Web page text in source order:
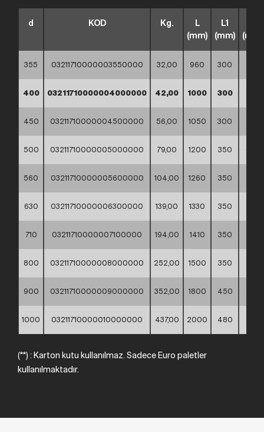
d KOD Kg.
L
(mm)
L1
(mm)
(mm))
355 03211710000003550000 32,00 960 300
400 03211710000004000000 42,00 1000 300
450 03211710000004500000 56,00 1050 300
500 03211710000005000000 79,00 1200 350 600
560 03211710000005600000 104,00 1260 350
630 03211710000006300000 139,00 1330 350
710 03211710000007100000 194,00 1410 350
800 03211710000008000000 252,00 1500 350
900 03211710000009000000 352,00 1800 450
1000 03211710000010000000 437,00 2000 480
(**) : Karton kutu kullanılmaz. Sadece Euro paletler
kullanılmaktadır.